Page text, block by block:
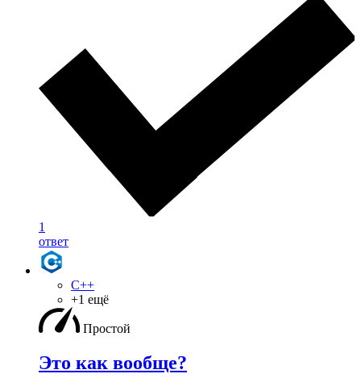
1
ответ
C++
+1 ещё
Простой
Это как вообще?